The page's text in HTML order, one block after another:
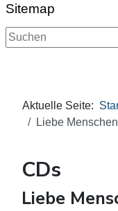
Sitemap
Suchen
Aktuelle Seite:
Liebe
CDs
Liebe